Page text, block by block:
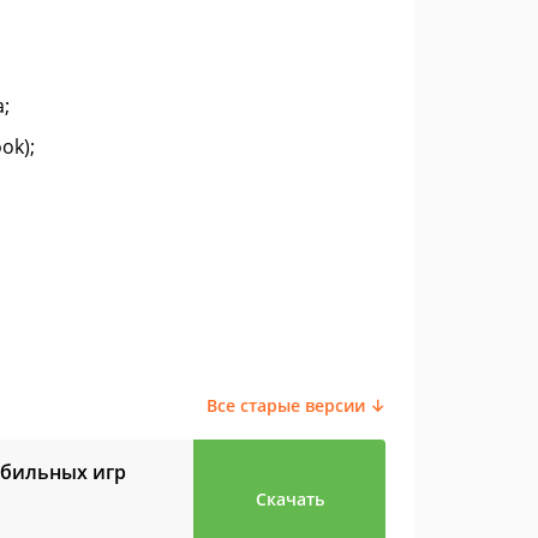
Все старые версии ↓
игр
Скачать